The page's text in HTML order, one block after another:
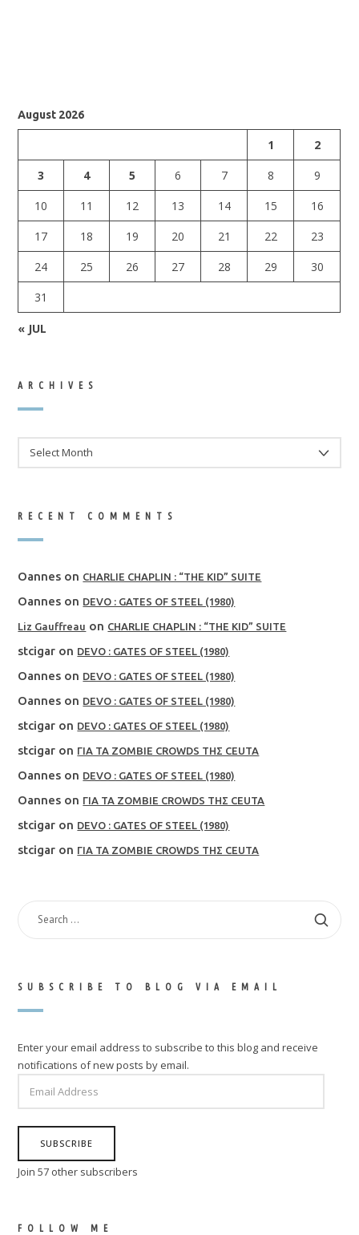
August 2026
1
2
3
4 5 6 7 8
9
10
11 12 13 14 15
16
17
18 19 20 21 22
23
24
25 26 27 28 29
30
31
« JUL
ARCHIVES
RECENT COMMENTS
Oannes on CHARLIE CHAPLIN : “THE KID” SUITE
Oannes on DEVO : GATES OF STEEL (1980)
Liz Gauffreau on CHARLIE CHAPLIN : “THE KID” SUITE
stcigar on DEVO : GATES OF STEEL (1980)
Oannes on DEVO : GATES OF STEEL (1980)
Oannes on DEVO : GATES OF STEEL (1980)
stcigar on DEVO : GATES OF STEEL (1980)
stcigar on ΓΙΑ ΤΑ ZOMBIE CROWDS ΤΗΣ CEUTA
Oannes on DEVO : GATES OF STEEL (1980)
Oannes on ΓΙΑ ΤΑ ZOMBIE CROWDS ΤΗΣ CEUTA
stcigar on DEVO : GATES OF STEEL (1980)
stcigar on ΓΙΑ ΤΑ ZOMBIE CROWDS ΤΗΣ CEUTA
SEARCH
FOR:
SUBSCRIBE TO BLOG VIA EMAIL
Enter your email address to subscribe to this blog and receive
notifications of new posts by email.
ADDRESS
SUBSCRIBE
Join 57 other subscribers
FOLLOW ME